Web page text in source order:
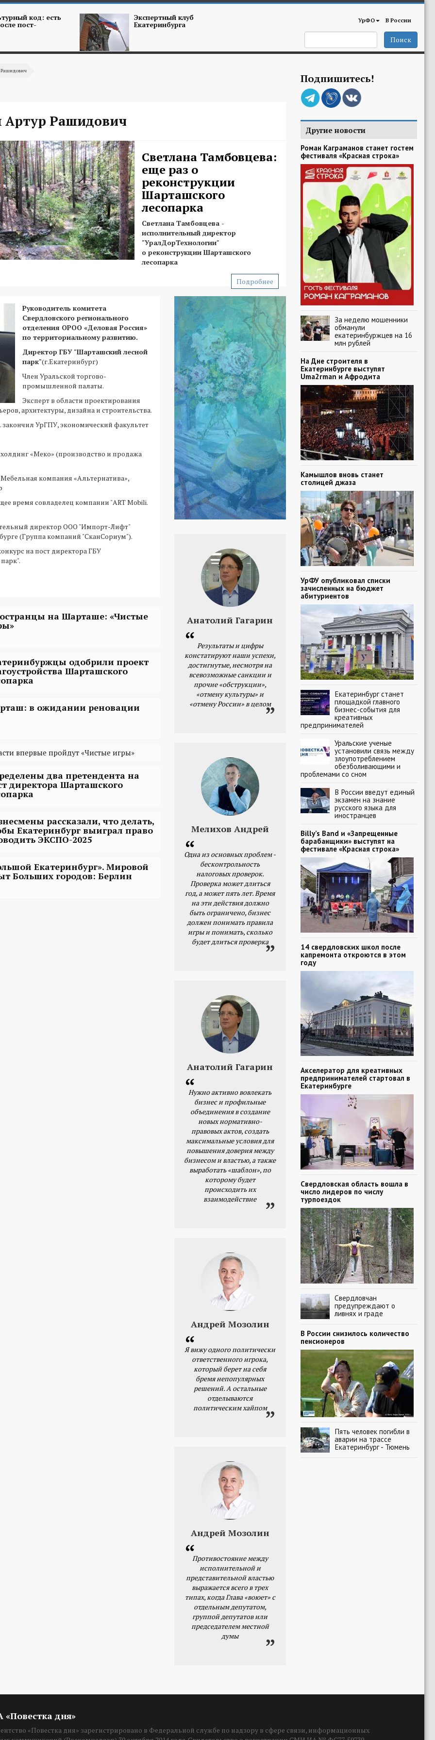
код: есть
пост-
Экспертный клуб
Екатеринбурга УрФО В России
Поиск
Рашидович
Артур Рашидович
Светлана Тамбовцева:
еще раз о
реконструкции
Шарташского
лесопарка
Светлана Тамбовцева -
исполнительный директор
"УралДорТехнологии"
о реконструкции Шарташского
лесопарка
Подробнее
Руководитель комитета
Свердловского регионального
отделения ОРОО «Деловая Россия»
по территориальному развитию.
Директор ГБУ "Шарташский лесной
парк"(г.Екатеринбург)
Член Уральской торгово-
промышленной палаты.
Эксперт в области проектирования
архитектуры, дизайна и строительства.
закончил УрГПУ, экономический факультет
холдинг «Меко» (производство и продажа
Мебельная компания «Альтернатива»,
время совладелец компании "ART Mobili.
директор ООО "Импорт-Лифт"
(Группа компаний "СканСориум").
на пост директора ГБУ
на Шарташе: «Чистые
одобрили проект
Шарташского
в ожидании реновации
впервые пройдут «Чистые игры»
два претендента на
директора Шарташского
рассказали, что делать,
Екатеринбург выиграл право
ЭКСПО-2025
Екатеринбург». Мировой
Больших городов: Берлин
Анатолий Гагарин
Результаты и цифры
констатируют наши успехи,
достигнутые, несмотря на
всевозможные санкции и
прочие «обструкции»,
«отмену культуры» и
«отмену России» в целом
Мелихов Андрей
Одна из основных проблем -
бесконтрольность
налоговых проверок.
Проверка может длиться
год, а может пять лет. Время
на эти действия должно
быть ограничено, бизнес
должен понимать правила
игры и понимать, сколько
будет длиться проверка
Анатолий Гагарин
Нужно активно вовлекать
бизнес и профильные
объединения в создание
новых нормативно-
правовых актов, создать
максимальные условия для
повышения доверия между
бизнесом и властью, а также
выработать «шаблон», по
которому будет
происходить их
взаимодействие
Андрей Мозолин
Я вижу одного политически
ответственного игрока,
который берет на себя
бремя непопулярных
решений. А остальные
отделываются
политическим хайпом
Андрей Мозолин
Противостояние между
исполнительной и
представительной властью
выражается всего в трех
типах, когда Глава «воюет» с
отдельным депутатом,
группой депутатов или
председателем местной
думы
Подпишитесь!
Другие новости
Роман Каграманов станет гостем
фестиваля «Красная строка»
За неделю мошенники
обманули
екатеринбуржцев на 16
млн рублей
На Дне строителя в
Екатеринбурге выступят
Uma2rman и Афродита
Камышлов вновь станет
столицей джаза
УрФУ опубликовал списки
зачисленных на бюджет
абитуриентов
Екатеринбург станет
площадкой главного
бизнес-события для
креативных
предпринимателей
Уральские ученые
установили связь между
злоупотреблением
обезболивающими и
проблемами со сном
В России введут единый
экзамен на знание
русского языка для
иностранцев
Billy’s Band и «Запрещенные
барабанщики» выступят на
фестивале «Красная строка»
14 свердловских школ после
капремонта откроются в этом
году
Акселератор для креативных
предпринимателей стартовал в
Екатеринбурге
Свердловская область вошла в
число лидеров по числу
турпоездок
Свердловчан
предупреждают о
ливнях и граде
В России снизилось количество
пенсионеров
Пять человек погибли в
аварии на трассе
Екатеринбург - Тюмень
«Повестка дня»
«Повестка дня» зарегистрировано в Федеральной службе по надзору в сфере связи, информационных